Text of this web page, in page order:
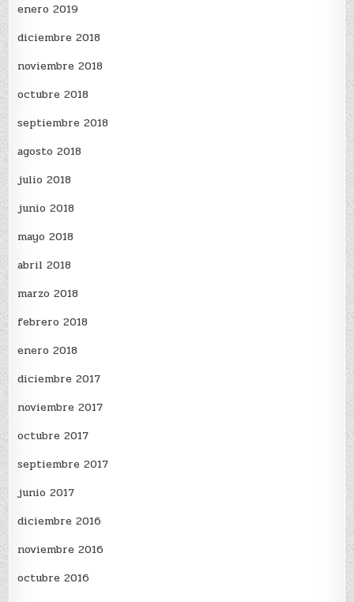
enero 2019
diciembre 2018
noviembre 2018
octubre 2018
septiembre 2018
agosto 2018
julio 2018
junio 2018
mayo 2018
abril 2018
marzo 2018
febrero 2018
enero 2018
diciembre 2017
noviembre 2017
octubre 2017
septiembre 2017
junio 2017
diciembre 2016
noviembre 2016
octubre 2016